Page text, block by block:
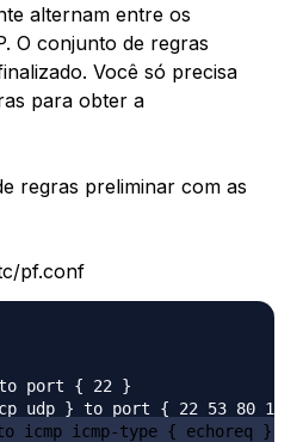
alternam entre os
O conjunto de regras
Você só precisa
para obter a
regras preliminar com as
pf.conf
port { 22 }
icmp icmp-type { echoreq }